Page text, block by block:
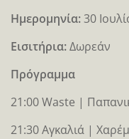
Ημερομηνία:30
Eισιτήρια:Δωρεάν
Πρόγραμμα
21:00 Waste |
21:30 Αγκαλιά |